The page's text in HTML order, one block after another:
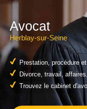
Avocat
Herblay-sur-Seine
Prestation, procédure
Divorce, travail,
Trouvez le cabinet